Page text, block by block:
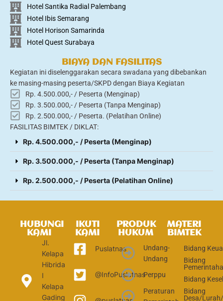
Hotel Santika Radial Palembang
Hotel Ibis Semarang
Hotel Horison Samarinda
Hotel Quest Surabaya
BIAYA DAN FASILITAS
Kegiatan ini diselenggarakan secara swadana yang dibebankan
ke masing-masing peserta/SKPD dengan Biaya Kegiatan
Rp. 4.500.000,- / Peserta (Menginap)
Rp. 3.500.000,- / Peserta (Tanpa Menginap)
Rp. 2.500.000,- / Peserta. (Pelatihan Online)
FASILITAS BIMTEK / DIKLAT:
Rp. 4.500.000,- / Peserta (Menginap)
Rp. 3.500.000,- / Peserta (Tanpa Menginap)
Rp. 2.500.000,- / Peserta (Pelatihan Online)
HUBUNGI
KAMI
Jl.
Kelapa
Hibrida
I
Kelapa
Gading
IKUTI
KAMI
Puslatnas
@InfoPuslatnas
PRODUK
HUKUM
Undang-
Undang
Perppu
Peraturan
MATERI
BIMTEK
Bidang
Bidang
Bidang
Bidang
Desa/